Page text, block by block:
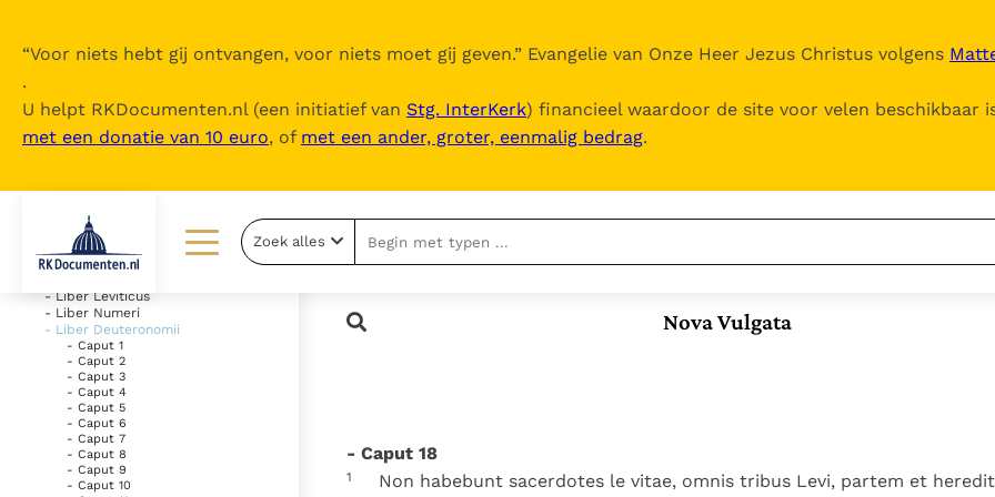
“Voor niets hebt gij ontvangen, voor niets moet gij geven.” Evangelie van Onze Heer Jezus Christus volgens
.
U helpt RKDocumenten.nl (een initiatief van Stg. InterKerk) financieel waardoor de site voor velen beschikbaar
met een donatie van 10 euro, of met een ander, groter, eenmalig bedrag.
Lezen
Documenten
Thema’s
Berichten
Over ons
Over RK Documenten
Nieuwsbrief
parel van Gods
Gods Koninkrijk
Het Vaticaan publiceert
toe
stad is zowel een gave
Zoek alles
Nova Vulgata
uitklappen
- Vetus Testamentum
- Liber Genesis
- Liber Leviticus
- Liber Numeri
- Liber Deuteronomii
- Caput 1
- Caput 2
- Caput 3
- Caput 4
- Caput 5
- Caput 6
- Caput 7
- Caput 8
- Caput 9
- Caput 10
- Caput 18
1
Non habebunt sacerdotes le vitae, omnis tribus Levi, partem et